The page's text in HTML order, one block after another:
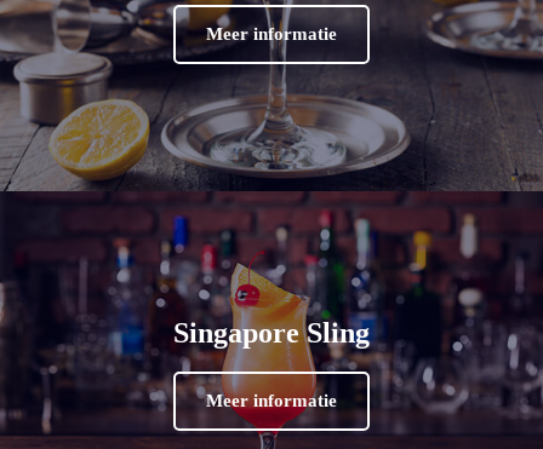
Meer informatie
Singapore Sling
Meer informatie